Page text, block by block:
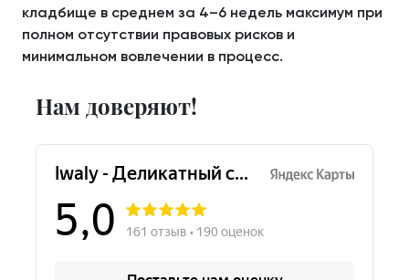
кладбище в среднем за 4–6 недель максимум при
полном отсутствии правовых рисков и
минимальном вовлечении в процесс.
Нам доверяют!